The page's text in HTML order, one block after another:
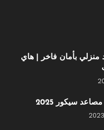
بأمان فاخر | هاي
سيكور 2025